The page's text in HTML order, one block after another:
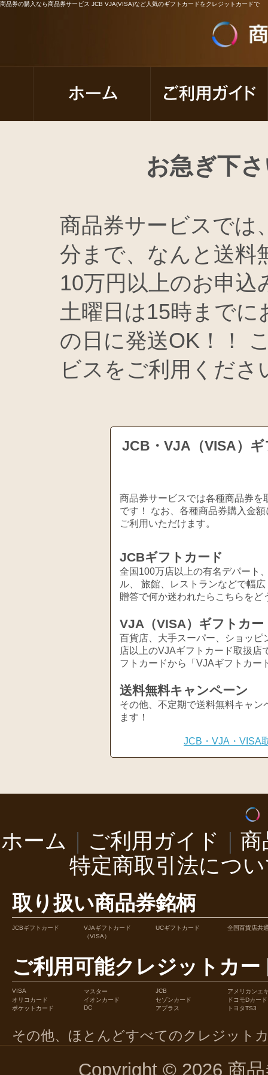
商品券の購入なら商品券サービス JCB VJA(VISA)など人気のギフトカードをクレジットカードで
お急ぎ下
商品券サービスでは
分まで、なんと送
10万円以上のお申
土曜日は15時まで
の日に発送OK！！
ビスをご利用くださ
JCB・VJA（VISA）
商品券サービスでは各種商品券
です！ なお、各種商品券購入金
ご利用いただけます。
JCBギフトカード
全国100万店以上の有名デパート
ル、 旅館、レストランなどで幅
贈答で何か迷われたらこちらをど
VJA（VISA）ギフトカー
百貨店、大手スーパー、ショッ
店以上のVJAギフトカード取扱店
フトカードから「VJAギフトカー
送料無料キャンペーン
その他、不定期で送料無料キャ
ます！
JCB・VJA・VISA
ホーム ご利用ガイド
商
特定商取引法につ
取り扱い商品券銘柄
JCBギフトカード
VJAギフトカード
（VISA）
UCギフトカード 全国百貨店共
ご利用可能クレジットカー
VISA マスター JCB
アメリカンエ
オリコカード
イオンカード セゾンカード
ドコモDカード
ポケットカード
DC アプラス トヨタTS3
その他、ほとんどすべてのクレジット
Copyright © 2026 商